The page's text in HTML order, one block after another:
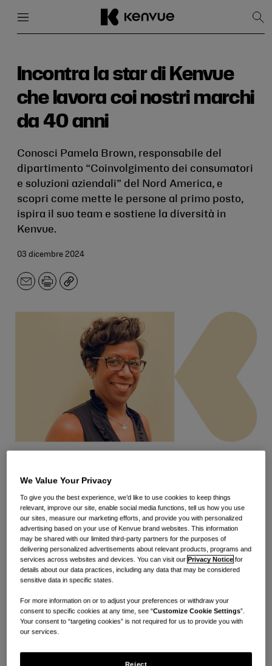
contenuto
Incontra la star di Kenvue
che lavora coi nostri marchi
da 40 anni
Conosci Pamela Brown, responsabile del
dipartimento “Coinvolgimento dei consumatori
e soluzioni aziendali” del Nord America, e
scopri come mette le persone al primo posto,
ispira il suo team e sostiene la diversità in
Kenvue.
03 dicembre 2024
E-
Stampa
Copia
Avere un impatto fa parte della descrizione del lavoro
in Kenvue, ma cosa significa essere un Kenvuer?
Per scoprirlo, chiediamolo a Pamela Brown,
responsabile del dipartimento “Coinvolgimento dei
consumatori e soluzioni aziendali” del Nord America, e
scopri come mette le persone al primo posto, ispira il
Parlaci del tuo lavoro in Kenvue.
We Value Your Privacy
To give you the best experience, we’d like to use cookies to keep things
relevant, improve our site, enable social media functions, tell us how you use
our sites, measure our marketing efforts, and provide you with personalized
advertising based on your use of Kenvue brand websites. This information
may be shared with our limited third-party partners for the purposes of
delivering personalized advertisements about relevant products, programs and
services across websites and devices. You can visit ourPrivacy Notice for
details about our data practices, including any data that may be considered
sensitive data in specific states.
For more information on or to adjust your preferences or withdraw your
consent to specific cookies at any time, see “Customize Cookie Settings”.
Your consent to “targeting cookies” is not required for us to provide you with
our services.
Reject